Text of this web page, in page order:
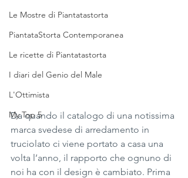
Le Mostre di Piantatastorta
PiantataStorta Contemporanea
Le ricette di Piantatastorta
I diari del Genio del Male
L'Ottimista
My Top 5
Da quando il catalogo di una notissima
marca svedese di arredamento in
truciolato ci viene portato a casa una
volta l’anno, il rapporto che ognuno di
noi ha con il design è cambiato. Prima